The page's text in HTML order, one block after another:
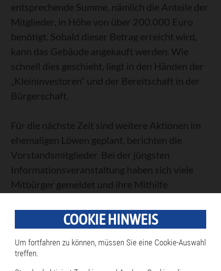
entsprechende Summe, nämlich die Anteile der
Mitglieder, in Höhe von über 200.000 Euro
benötigt. Sobald dieser Betrag erreicht wird,
kann das Gebäude angekauft werden. Wie
schnell dies geschieht, liegt in den Händen der
„Kleininvestoren“ und der Bereitschaft in der
Bürgerschaft.
Für die nächste Zeit sind weitere Aktionen im
ehemaligen Löwen geplant, berichten die
Vorstandsmitglieder. Bei der jüngsten
Informationsveranstaltung haben sich viele
Mitbürger gemeldet und ihre Mithilfe
(Schmidhuber)COOKIE HINWEIS
Um fortfahren zu können, müssen Sie eine Cookie-Auswahl
treffen.